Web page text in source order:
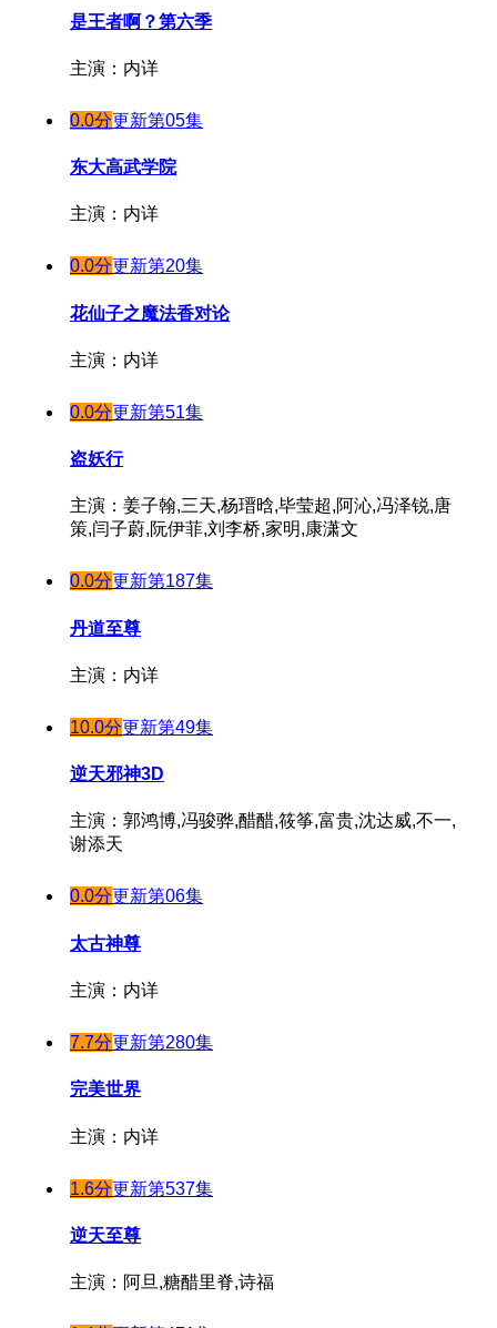
第21集
第22集
第24集
是王者啊？第六季
主演：内详
0.0分更新第05集
东大高武学院
主演：内详
0.0分更新第20集
花仙子之魔法香对论
主演：内详
0.0分更新第51集
盗妖行
主演：姜子翰,三天,杨瑨晗,毕莹超,阿沁,冯泽锐,唐
策,闫子蔚,阮伊菲,刘李桥,家明,康潇文
0.0分更新第187集
丹道至尊
主演：内详
10.0分更新第49集
逆天邪神3D
主演：郭鸿博,冯骏骅,醋醋,筱筝,富贵,沈达威,不一,
谢添天
0.0分更新第06集
太古神尊
主演：内详
7.7分更新第280集
完美世界
主演：内详
1.6分更新第537集
逆天至尊
主演：阿旦,糖醋里脊,诗福